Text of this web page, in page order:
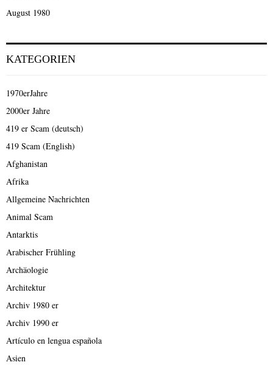
August 1980
KATEGORIEN
1970erJahre
2000er Jahre
419 er Scam (deutsch)
419 Scam (English)
Afghanistan
Afrika
Allgemeine Nachrichten
Animal Scam
Antarktis
Arabischer Frühling
Archäologie
Architektur
Archiv 1980 er
Archiv 1990 er
Artículo en lengua española
Asien